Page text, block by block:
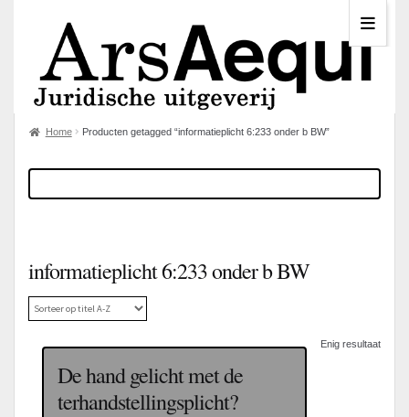
Home Producten getagged “informatieplicht 6:233 onder b BW”
informatieplicht 6:233 onder b BW
Enig resultaat
De hand gelicht met de
terhandstellingsplicht?